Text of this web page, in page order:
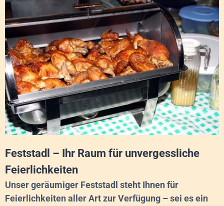
Feststadl – Ihr Raum für unvergessliche
Feierlichkeiten
Unser geräumiger Feststadl steht Ihnen für
Feierlichkeiten aller Art zur Verfügung – sei es ein